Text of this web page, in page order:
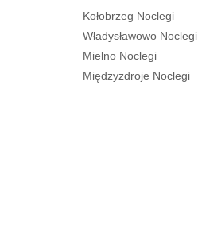
Kołobrzeg Noclegi
Władysławowo Noclegi
Mielno Noclegi
Międzyzdroje Noclegi